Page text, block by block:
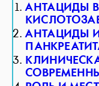
АНТАЦИДЫ
АНТАЦИДЫ